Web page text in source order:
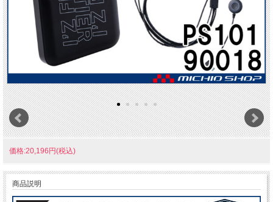
価格:20,196円(税込)
商品説明